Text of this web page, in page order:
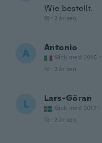
Wie bestellt.
för 2 år sen
A Antonio
Gick med 2016 ·
för 2 år sen
L Lars-Göran
Gick med 2017 ·
för 2 år sen